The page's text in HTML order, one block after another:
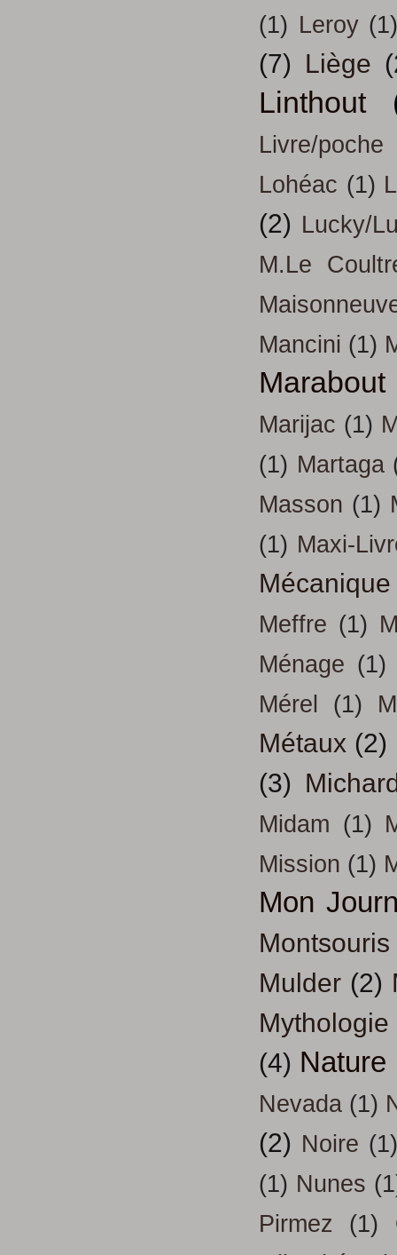
(1) Leroy
(7) Liège
Linthout
Livre/poche
Lohéac (1)
(2) Lucky/
M.Le
Mancini (1)
Marabout
Marijac (1)
(1) Martaga
Masson (1)
(1) Maxi-
Mécanique
Meffre (1)
Ménage (1)
Mérel
(1)
Métaux (2)
(3)
Midam (1)
Mission (1)
Mon
Montsouris
Mulder (2)
Mythologie
(4) Nature
Nevada (1)
(2) Noire
(1) Nunes
Pirmez
(1)